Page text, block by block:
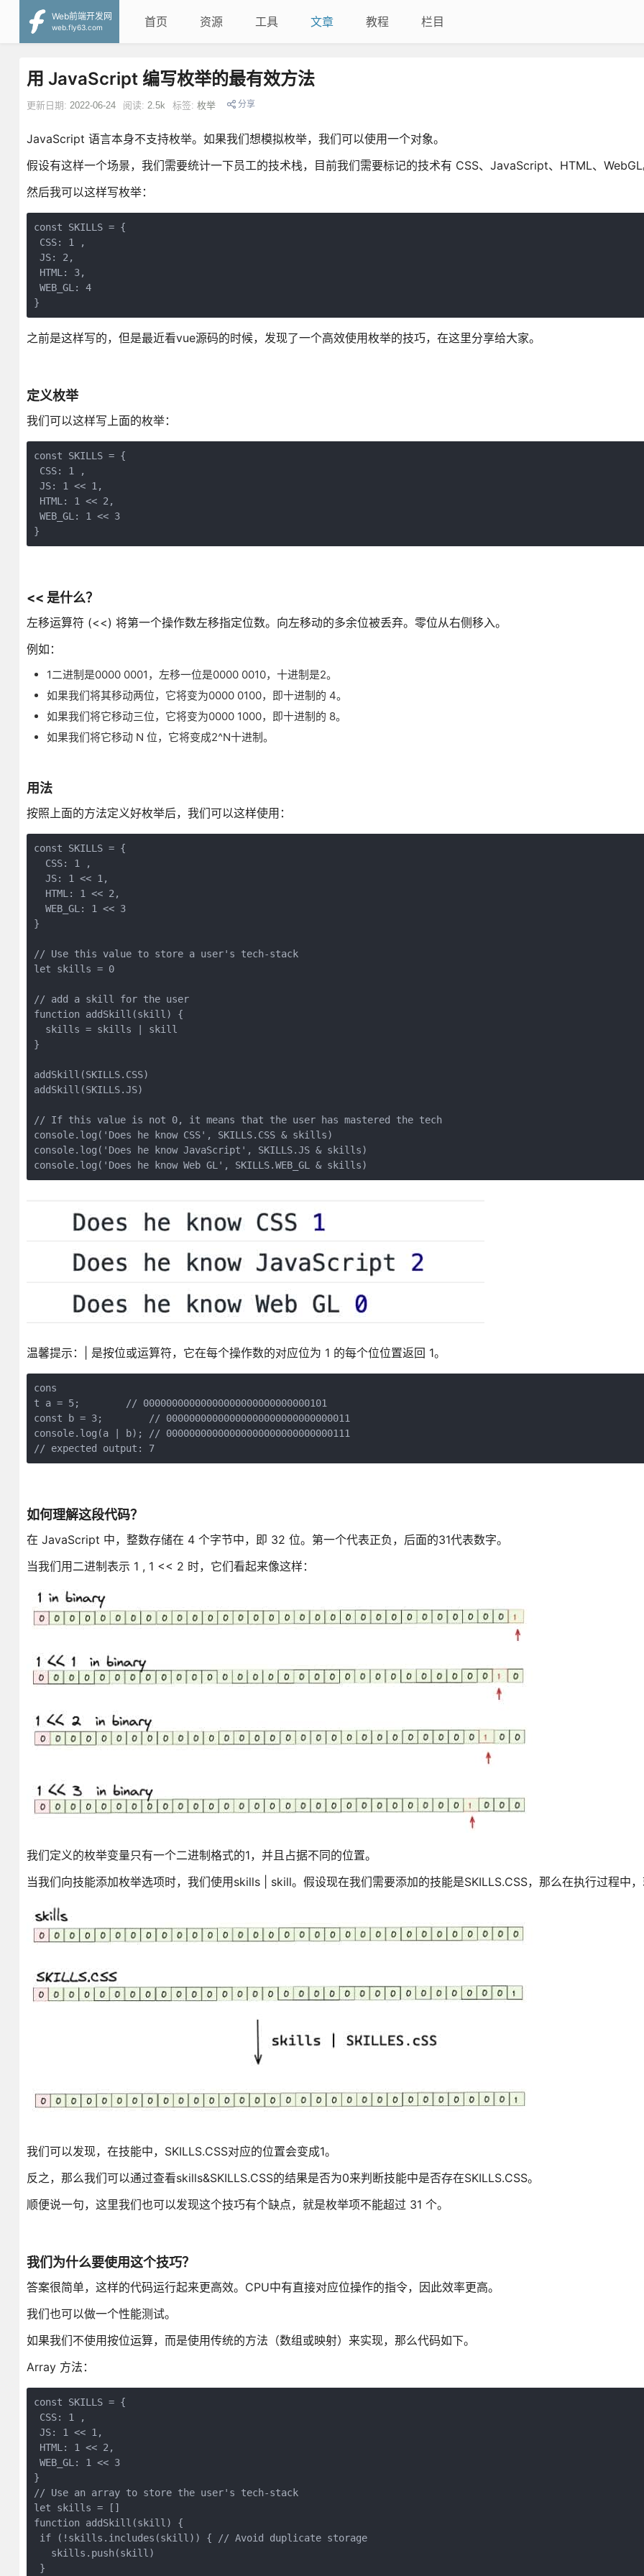
Web前端开发网
web.fly63.com
首页 资源 工具 文章 教程 栏目
用 JavaScript 编写枚举的最有效方法
更新日期: 2022-06-24 阅读: 2.5k 标签: 枚举 分享
JavaScript 语言本身不支持枚举。如果我们想模拟枚举，我们可以使用一个对象。
假设有这样一个场景，我们需要统计一下员工的技术栈，目前我们需要标记的技术有 CSS、JavaScript、HTML、
然后我可以这样写枚举：
const SKILLS = {
CSS: 1 ,
JS: 2,
HTML: 3,
WEB_GL: 4
}
之前是这样写的，但是最近看vue源码的时候，发现了一个高效使用枚举的技巧，在这里分享给大家。
定义枚举
我们可以这样写上面的枚举：
const SKILLS = {
CSS: 1 ,
JS: 1 << 1,
HTML: 1 << 2,
WEB_GL: 1 << 3
}
<< 是什么？
左移运算符 (<<) 将第一个操作数左移指定位数。向左移动的多余位被丢弃。零位从右侧移入。
例如：
1二进制是0000 0001，左移一位是0000 0010，十进制是2。
如果我们将其移动两位，它将变为0000 0100，即十进制的 4。
如果我们将它移动三位，它将变为0000 1000，即十进制的 8。
如果我们将它移动 N 位，它将变成2^N十进制。
用法
按照上面的方法定义好枚举后，我们可以这样使用：
const SKILLS = {
  CSS: 1 ,
  JS: 1 << 1,
  HTML: 1 << 2,
  WEB_GL: 1 << 3
}
// Use this value to store a user's tech-stack
let skills = 0
// add a skill for the user
function addSkill(skill) {
  skills = skills | skill
}
addSkill(SKILLS.CSS)
addSkill(SKILLS.JS)
// If this value is not 0, it means that the user has mastered the tech
console.log('Does he know CSS', SKILLS.CSS & skills)
console.log('Does he know JavaScript', SKILLS.JS & skills)
console.log('Does he know Web GL', SKILLS.WEB_GL & skills)
温馨提示：| 是按位或运算符，它在每个操作数的对应位为 1 的每个位位置返回 1。
cons
t a = 5;        // 00000000000000000000000000000101
const b = 3;        // 00000000000000000000000000000011
console.log(a | b); // 00000000000000000000000000000111
// expected output: 7
如何理解这段代码？
在 JavaScript 中，整数存储在 4 个字节中，即 32 位。第一个代表正负，后面的31代表数字。
当我们用二进制表示 1 , 1 << 2 时，它们看起来像这样：
我们定义的枚举变量只有一个二进制格式的1，并且占据不同的位置。
当我们向技能添加枚举选项时，我们使用skills | skill。假设现在我们需要添加的技能是SKILLS.CSS，那么在执行过程中
我们可以发现，在技能中，SKILLS.CSS对应的位置会变成1。
反之，那么我们可以通过查看skills&SKILLS.CSS的结果是否为0来判断技能中是否存在SKILLS.CSS。
顺便说一句，这里我们也可以发现这个技巧有个缺点，就是枚举项不能超过 31 个。
我们为什么要使用这个技巧？
答案很简单，这样的代码运行起来更高效。CPU中有直接对应位操作的指令，因此效率更高。
我们也可以做一个性能测试。
如果我们不使用按位运算，而是使用传统的方法（数组或映射）来实现，那么代码如下。
Array 方法：
const SKILLS = {
CSS: 1 ,
JS: 1 << 1,
HTML: 1 << 2,
WEB_GL: 1 << 3
}
// Use an array to store the user's tech-stack
let skills = []
function addSkill(skill) {
if (!skills.includes(skill)) { // Avoid duplicate storage
   skills.push(skill)
}